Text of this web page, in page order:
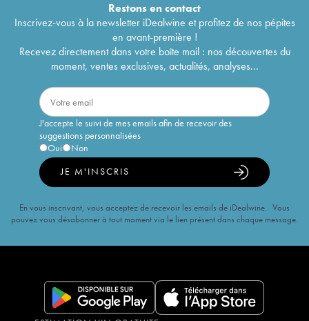
Restons encontact
Inscrivez-vous à la newsletter iDealwine et profitez de nos pépites
en avant-première !
Recevez directement dans votre boîte mail : nos découvertes du
moment, ventes exclusives, actualités, analyses...
J'accepte le suivi de mes emails afin de recevoir des
suggestions personnalisées
Oui
Non
JE M'INSCRIS
En vous inscrivant, vous acceptez de recevoir les emails de iDealwine. Vous
pouvez vous désabonner à tout moment via le lien présent dans chaque message.